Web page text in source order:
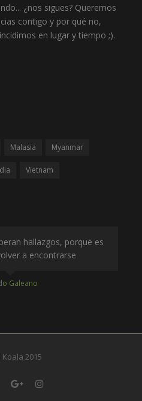
¿nos sigues? Queremos
contigo y por qué no,
en lugar y tiempo ;).
Malasia Myanmar
Vietnam
hallazgos, porque es
a encontrarse
Galeano
2015